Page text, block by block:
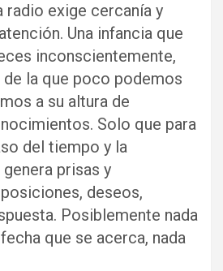
radio exige cercanía y
Una infancia que
inconscientemente,
de la que poco podemos
a su altura de
Solo que para
del tiempo y la
prisas y
deseos,
Posiblemente nada
que se acerca, nada